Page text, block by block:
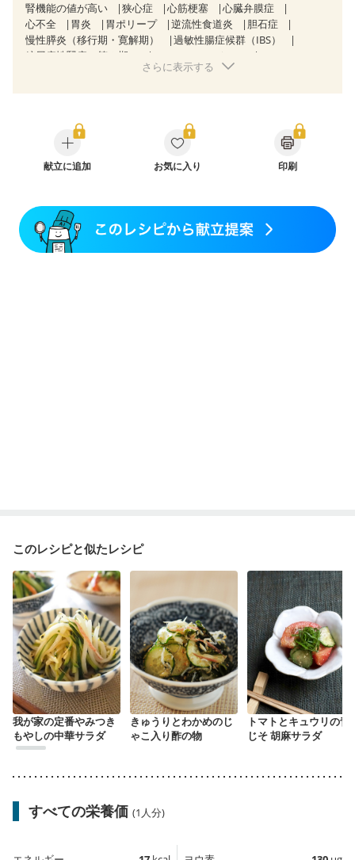
腎機能の値が高い 狭心症 心筋梗塞
心臓弁膜症
心不全
胃炎 胃ポリープ 逆流性食道炎
胆石症
慢性膵炎（移行期・寛解期）
過敏性腸症候群（IBS）
糖尿病性腎症（第３期）
CKD（ステージ１）
CKD（ステージ３a）
胃がん（抗がん剤治療中）
大腸がん（抗がん剤治療中）
飲み込みにくい
味の感じ方が変わった
食欲がない
妊娠中(初期)
妊婦健診・体重増加が気になる（初期）
妊娠糖尿病(初期)
産後（ミルク）
骨折 骨粗しょう症
関節リウマチ
乾癬
更年期
さらに表示する
献立に追加 お気に入り 印刷
このレシピと似たレシピ
我が家の定番やみつき
もやしの中華サラダ
きゅうりとわかめのじ
ゃこ入り酢の物
トマトとキュウリの青
じそ 胡麻サラダ
すべての栄養価 (1人分)